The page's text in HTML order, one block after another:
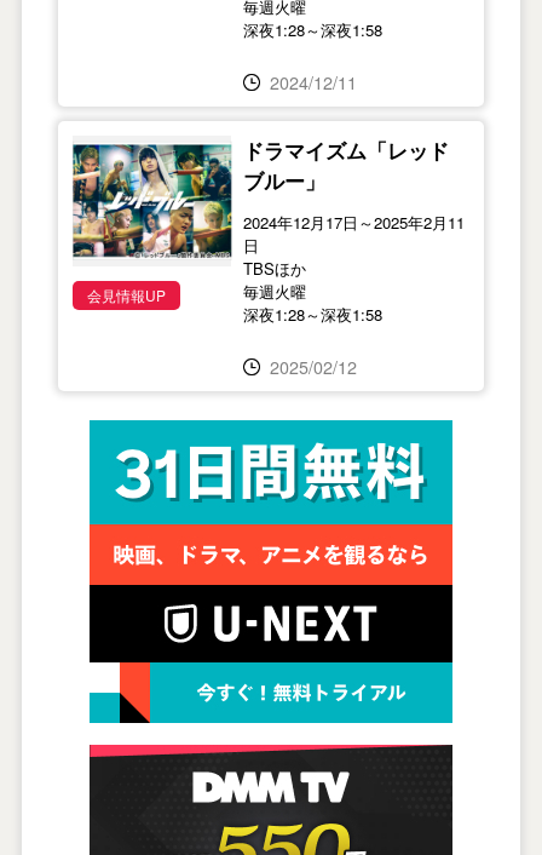
毎週火曜
深夜1:28～深夜1:58
2024/12/11
会見情報UP
ドラマイズム「レッド
ブルー」
2024年12月17日～2025年2月11
日
TBSほか
毎週火曜
深夜1:28～深夜1:58
2025/02/12